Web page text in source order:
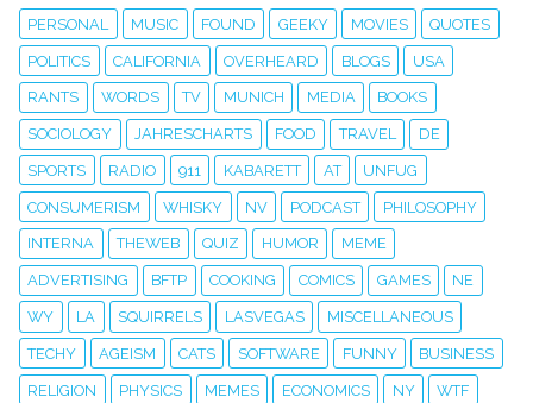
PERSONAL MUSIC FOUND GEEKY MOVIES QUOTES
POLITICS CALIFORNIA OVERHEARD BLOGS USA
RANTS WORDS TV MUNICH MEDIA BOOKS
SOCIOLOGY JAHRESCHARTS FOOD TRAVEL DE
SPORTS RADIO 911 KABARETT AT UNFUG
CONSUMERISM WHISKY NV PODCAST PHILOSOPHY
INTERNA THEWEB QUIZ HUMOR MEME
ADVERTISING BFTP COOKING COMICS GAMES NE
WY LA SQUIRRELS LASVEGAS MISCELLANEOUS
TECHY AGEISM CATS SOFTWARE FUNNY BUSINESS
RELIGION PHYSICS MEMES ECONOMICS NY WTF